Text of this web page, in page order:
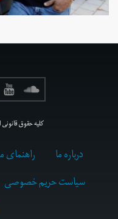
کلیه حقوق
درباره ما راهنمای
سیاست حریم خصوصی